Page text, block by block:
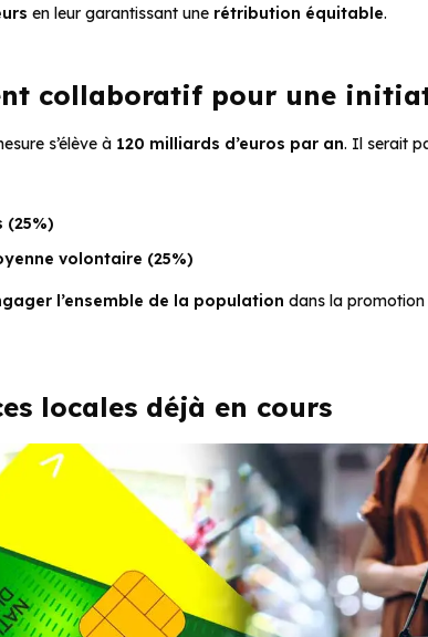
en leur garantissant une rétribution équitable.
collaboratif pour une
s’élève à 120 milliards d’euros par an. Il serait
(25%)
volontaire (25%)
l’ensemble de la population dans la promotion
locales déjà en cours